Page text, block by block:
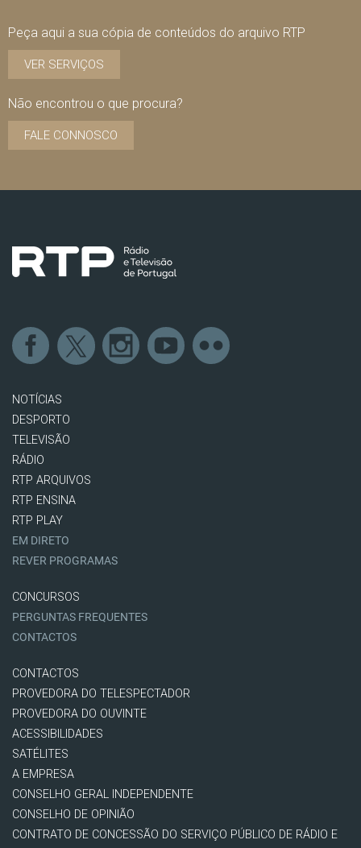
Peça aqui a sua cópia de conteúdos do arquivo RTP
VER SERVIÇOS
Não encontrou o que procura?
FALE CONNOSCO
NOTÍCIAS
DESPORTO
TELEVISÃO
RÁDIO
RTP ARQUIVOS
RTP ENSINA
RTP PLAY
EM DIRETO
REVER PROGRAMAS
CONCURSOS
PERGUNTAS FREQUENTES
CONTACTOS
CONTACTOS
PROVEDORA DO TELESPECTADOR
PROVEDORA DO OUVINTE
ACESSIBILIDADES
SATÉLITES
A EMPRESA
CONSELHO GERAL INDEPENDENTE
CONSELHO DE OPINIÃO
CONTRATO DE CONCESSÃO DO SERVIÇO PÚBLICO DE RÁDIO E